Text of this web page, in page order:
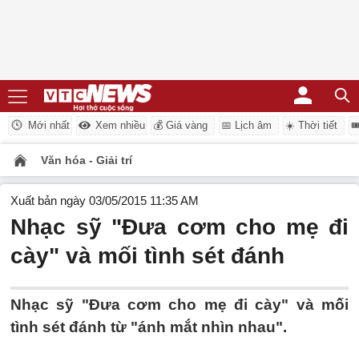
Mới nhất Xem nhiều 💰 Giá vàng 📅 Lịch âm ☀️ Thời tiết
Văn hóa - Giải trí
Xuất bản ngày 03/05/2015 11:35 AM
Nhạc sỹ "Đưa cơm cho mẹ đi
cày" và mối tình sét đánh
Nhạc sỹ "Đưa cơm cho mẹ đi cày" và mối
tình sét đánh từ "ánh mắt nhìn nhau".